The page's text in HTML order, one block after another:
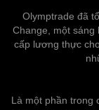
Olymptrade đã
Change, một sáng
cấp lương thực
Là một phần trong